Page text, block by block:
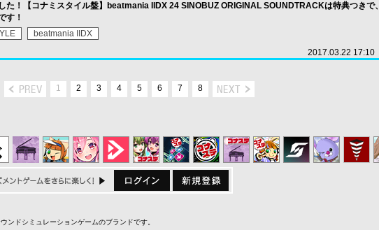
た！【コナミスタイル盤】beatmania IIDX 24 SINOBUZ ORIGINAL SOUNDTRACKは特典つきで、
す！
beatmania IIDX
2017.03.22 17:10
1 2 3 4 5 6 7 8
ンドシミュレーションゲームのブランドです。